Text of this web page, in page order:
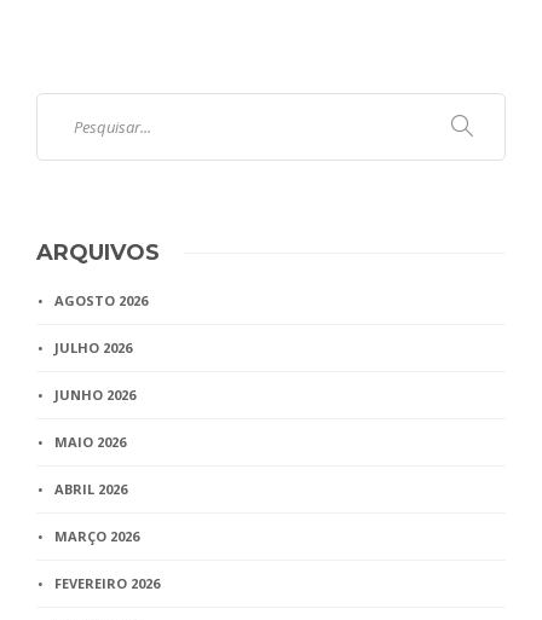
ARQUIVOS
AGOSTO 2026
JULHO 2026
JUNHO 2026
MAIO 2026
ABRIL 2026
MARÇO 2026
FEVEREIRO 2026